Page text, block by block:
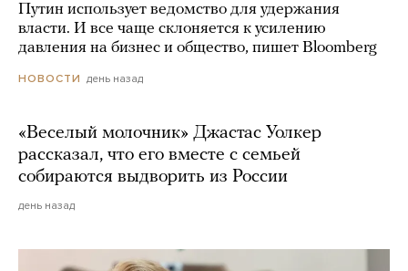
Путин использует ведомство для удержания
власти. И все чаще склоняется к усилению
давления на бизнес и общество, пишет Bloomberg
НОВОСТИ день назад
«Веселый молочник» Джастас Уолкер
рассказал, что его вместе с семьей
собираются выдворить из России
день назад